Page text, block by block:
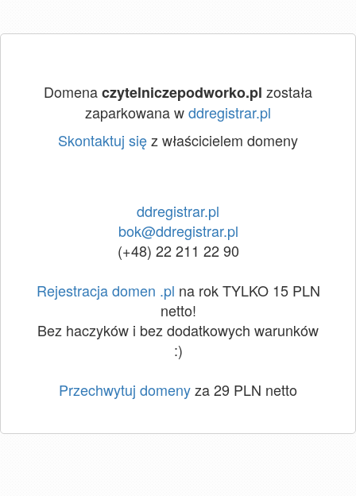
Domenaczytelniczepodworko.pl została
zaparkowana wddregistrar.pl
Skontaktuj sięz właścicielem domeny
ddregistrar.pl
bok@ddregistrar.pl
(+48) 22 211 22 90
Rejestracja domen .pl na rok TYLKO 15 PLN
netto!
Bez haczyków i bez dodatkowych warunków
:)
Przechwytuj domenyza 29 PLN netto